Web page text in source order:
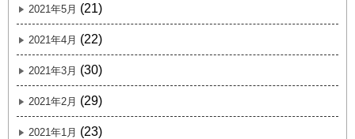
2021年5月 (21)
2021年4月 (22)
2021年3月 (30)
2021年2月 (29)
2021年1月 (23)